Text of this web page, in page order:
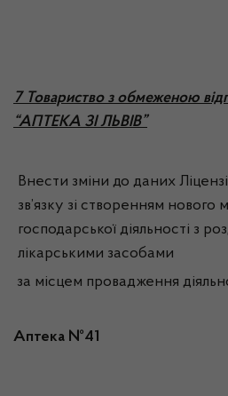
7 Товариство з обмеженою
“АПТЕКА ЗІ ЛЬВІВ”
Внести зміни до даних
зв’язку зі створенням нового
господарської діяльності з
лікарськими засобами
за місцем провадження
Аптека №41